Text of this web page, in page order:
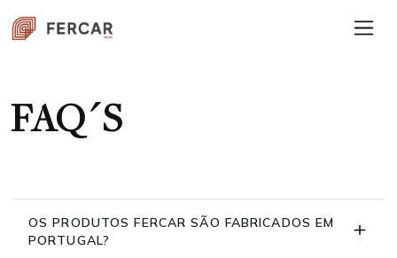
FAQ´S
OS PRODUTOS FERCAR SÃO FABRICADOS EM
PORTUGAL?